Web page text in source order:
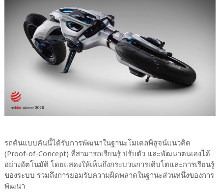
รถต้นแบบคันนี้ได้รับการพัฒนาในฐานะโมเดลพิสูจน์แนวคิด
(Proof-of-Concept) ที่สามารถเรียนรู้ ปรับตัว และพัฒนาตนเองได้
อย่างอัตโนมัติ โดยแสดงให้เห็นถึงกระบวนการเติบโตและการเรียนรู้
ของระบบ รวมถึงการยอมรับความผิดพลาดในฐานะส่วนหนึ่งของการ
พัฒนา